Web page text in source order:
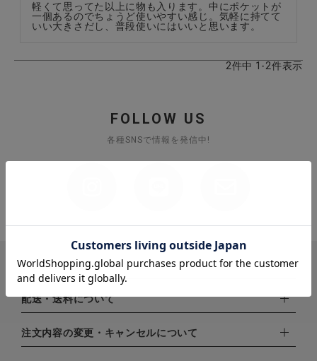
お問い合わせ
軽くて思ってた以上に物も入ります。中にポケットが
一個あるのでちょうど使いやすい感じ。気軽に持てて
いい大きさだし、普段使いにはいいと思います。
2件中 1 -2件表示
FOLLOW US
各種SNSで情報を発信中!
お支払い方法
下記お支払い方法よりお選びいただけます。
・クレジットカード（VISA,mastercard,JCB,AMERICAN
EXPRESS,Diners Club）
・amazonペイメント
配送・送料について
配達業者：日本郵便
注文内容の変更・キャンセルについて